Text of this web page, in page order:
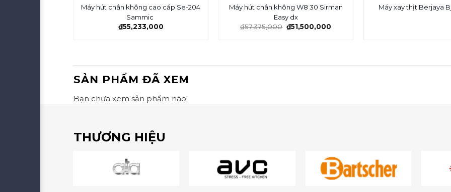
Máy hút chân không cao cấp Se-204
Sammic
₫55,233,000
Máy hút chân không W8 30 Sirman
Easy dx
₫57,375,000 ₫51,500,000
Máy xay thịt Berjaya
SẢN PHẨM ĐÃ XEM
Bạn chưa xem sản phẩm nào!
THƯƠNG HIỆU